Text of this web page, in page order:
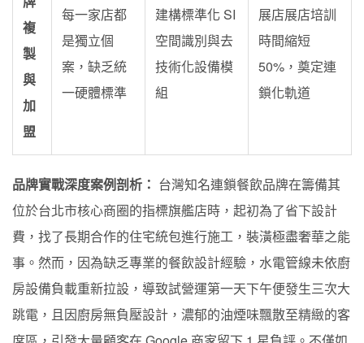
複
製
與
加
盟
每一家店都
是獨立個
案，缺乏統
一硬體標準
建構標準化 SI
空間識別與去
技術化設備模
組
展店展店培訓
時間縮短
50%，奠定連
鎖化軌道
品牌實戰深度案例剖析： 台灣知名連鎖餐飲品牌在籌備其
位於台北市核心商圈的指標旗艦店時，起初為了省下設計
費，找了長期合作的住宅統包進行施工，裝潢極盡奢華之能
事。然而，因為缺乏專業的餐飲設計經驗，水電管線未依廚
房設備負載重新拉設，導致試營運第一天下午便發生三次大
跳電，且因廚房無負壓設計，濃郁的油煙味飄散至精緻的客